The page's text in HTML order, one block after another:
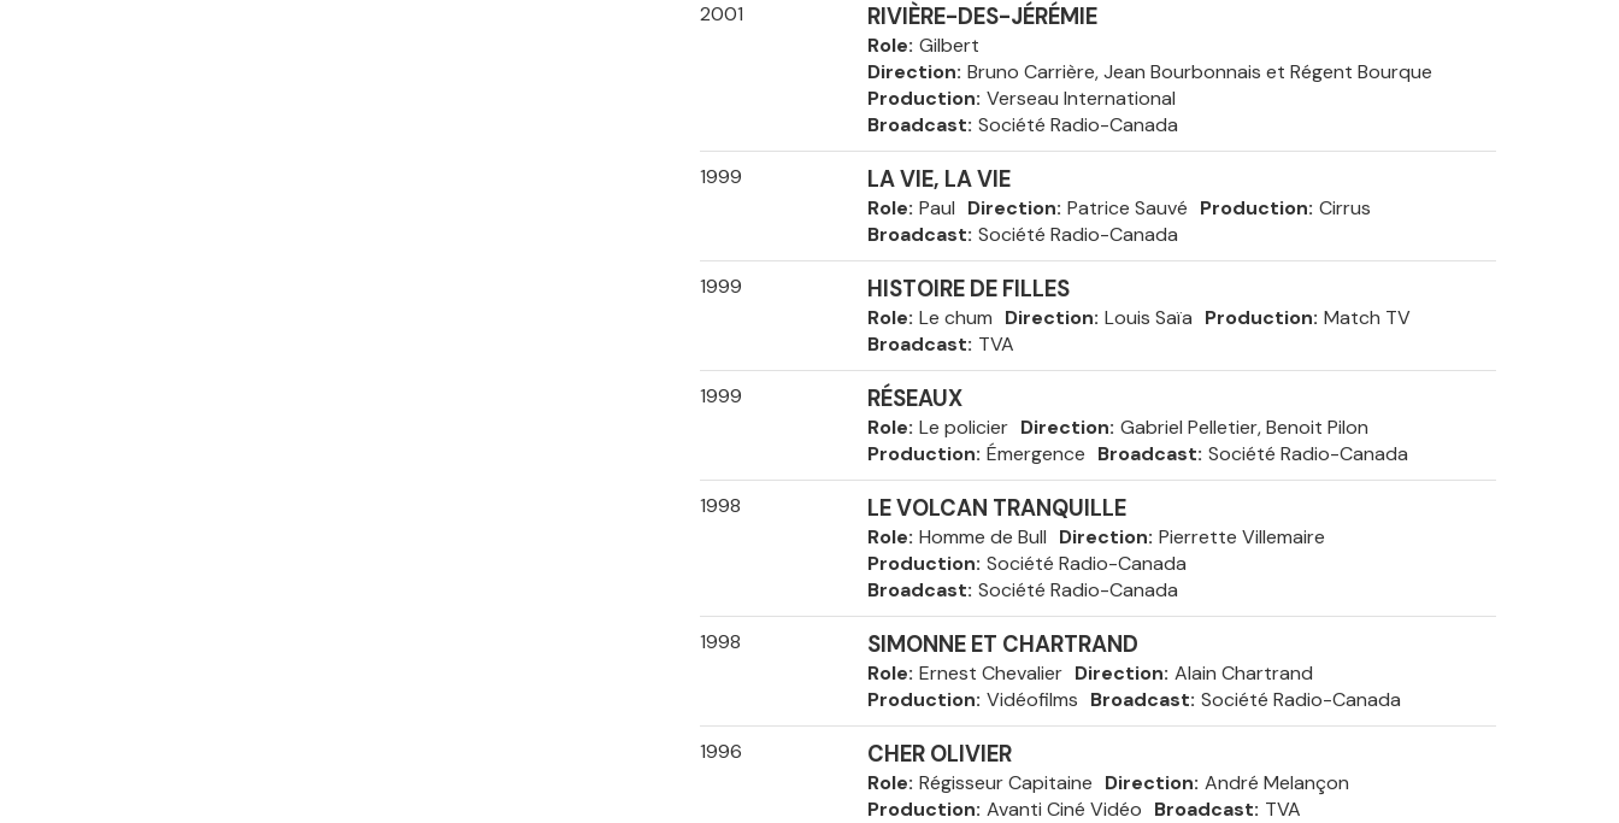
2001 RIVIÈRE-DES-JÉRÉMIE
Role Gilbert
Direction Bruno Carrière, Jean Bourbonnais et Régent Bourque
Production Verseau International
Broadcast Société Radio-Canada
1999 LA VIE, LA VIE
Role Paul Direction Patrice Sauvé Production Cirrus
Broadcast Société Radio-Canada
1999 HISTOIRE DE FILLES
Role Le chum Direction Louis Saïa Production Match TV
Broadcast TVA
1999 RÉSEAUX
Role Le policier Direction Gabriel Pelletier, Benoit Pilon
Production Émergence Broadcast Société Radio-Canada
1998 LE VOLCAN TRANQUILLE
Role Homme de Bull Direction Pierrette Villemaire
Production Société Radio-Canada
Broadcast Société Radio-Canada
1998 SIMONNE ET CHARTRAND
Role Ernest Chevalier Direction Alain Chartrand
Production Vidéofilms Broadcast Société Radio-Canada
1996 CHER OLIVIER
Role Régisseur Capitaine Direction André Melançon
Production Avanti Ciné Vidéo Broadcast TVA